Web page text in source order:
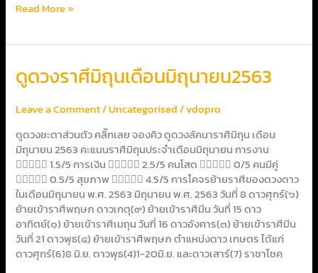
Read More »
ดูดวงราศีมิถุนเดือนมิถุนายน2563
Leave a Comment/Uncategorised/vdopro
ดูดวงชะตาส่วนตัว คลิ๊กเลย จองคิว ดูดวงลัคนาราศีมิถุน เดือน
มิถุนายน 2563 คะแนนราศีมิถุนประจำเดือนมิถุนายน การงาน
 1.5/5 การเงิน  2.5/5 คนโสด  0/5 คนมีคู่
 0.5/5 สุขภาพ  4.5/5 การโคจรย้ายราศีของดวงดาว
ในเดือนมิถุนายน พ.ศ. 2563 มิถุนายน พ.ศ. 2563 วันที่ 8 ดาวศุกร์(๖)
ย้ายเข้าราศีพฤษภ ดาวเกตุ(๙) ย้ายเข้าราศีมีน วันที่ 15 ดาว
อาทิตย์(๑) ย้ายเข้าราศีเมถุน วันที่ 16 ดาวอังคาร(๓) ย้ายเข้าราศีมีน
วันที่ 21 ดาวพุธ(๔) ย้ายเข้าราศีพฤษภ ตำแหน่งดาว เกษตร ได้แก่
ดาวศุกร์(6)8 มิ.ย. ดาวพุธ(4)1-20มิ.ย. และดาวเสาร์(7) ราชาโชค
วง
มิถุน
มิถุนายน2563